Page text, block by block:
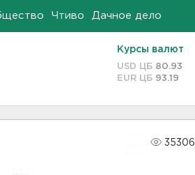
Чтиво Дачное дело
Курсы валют
USD ЦБ 80.93
EUR ЦБ 93.19
35306